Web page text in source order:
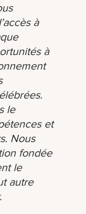
à
à
le
et
Nous
fondée
le
autre